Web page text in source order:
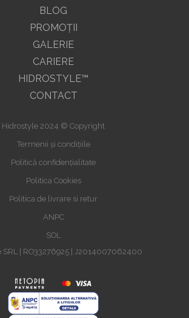
BLOG
PROMOŢII
GALERIE
CARIERE
HIDROSTYLE™
CONTACT
Hidrostyle 2024 © Copyright
Termenii și condițiile
Politică confidențialitate
Politica Cookies
Politica de livrare si retur
ANPC
SOL
SRL | RO33276925 | J2014007062400